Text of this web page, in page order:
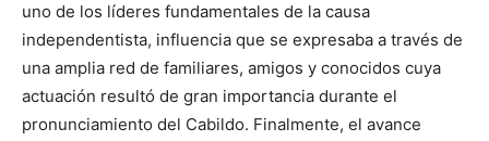
uno de los líderes fundamentales de la causa
independentista, influencia que se expresaba a través de
una amplia red de familiares, amigos y conocidos cuya
actuación resultó de gran importancia durante el
pronunciamiento del Cabildo. Finalmente, el avance